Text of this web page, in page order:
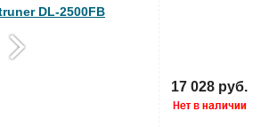
DL-2500FB
17 028 руб.